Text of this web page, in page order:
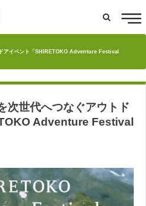
アイベント「SHIRETOKO Adventure Festival
次世代へつなぐアウトド
Adventure Festival